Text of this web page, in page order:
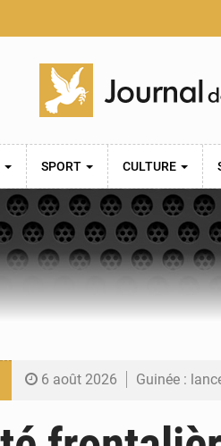
SPORT CULTURE
6 août 2026 Guinée :